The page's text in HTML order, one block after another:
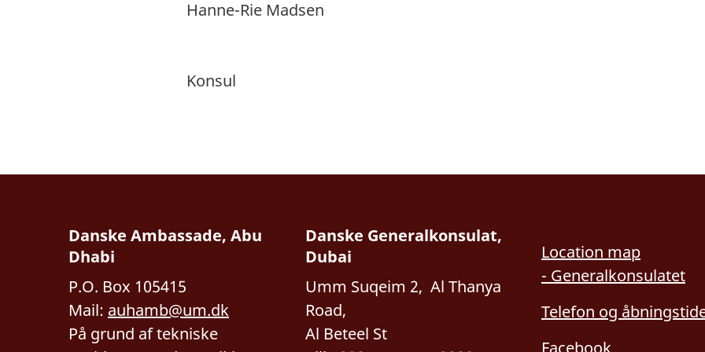
Hanne-Rie Madsen
Konsul
Danske Ambassade, Abu
Dhabi
P.O. Box 105415
Mail: auhamb@um.dk
På grund af tekniske
Danske Generalkonsulat,
Dubai
Umm Suqeim 2, Al Thanya
Road,
Al Beteel St
Location map
- Generalkonsulatet
Telefon og
Facebook